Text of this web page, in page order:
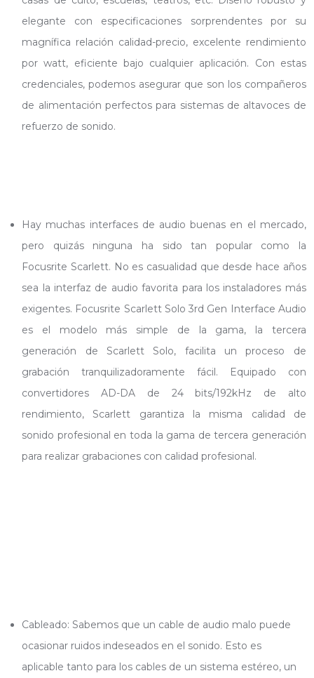
elegante con especificaciones sorprendentes por su
magnífica relación calidad-precio, excelente rendimiento
por watt, eficiente bajo cualquier aplicación. Con estas
credenciales, podemos asegurar que son los compañeros
de alimentación perfectos para sistemas de altavoces de
refuerzo de sonido.
Hay muchas interfaces de audio buenas en el mercado,
pero quizás ninguna ha sido tan popular como la
Focusrite Scarlett. No es casualidad que desde hace años
sea la interfaz de audio favorita para los instaladores más
exigentes. Focusrite Scarlett Solo 3rd Gen Interface Audio
es el modelo más simple de la gama, la tercera
generación de Scarlett Solo, facilita un proceso de
grabación tranquilizadoramente fácil. Equipado con
convertidores AD-DA de 24 bits/192kHz de alto
rendimiento, Scarlett garantiza la misma calidad de
sonido profesional en toda la gama de tercera generación
para realizar grabaciones con calidad profesional.
Cableado: Sabemos que un cable de audio malo puede
ocasionar ruidos indeseados en el sonido. Esto es
aplicable tanto para los cables de un sistema estéreo, un